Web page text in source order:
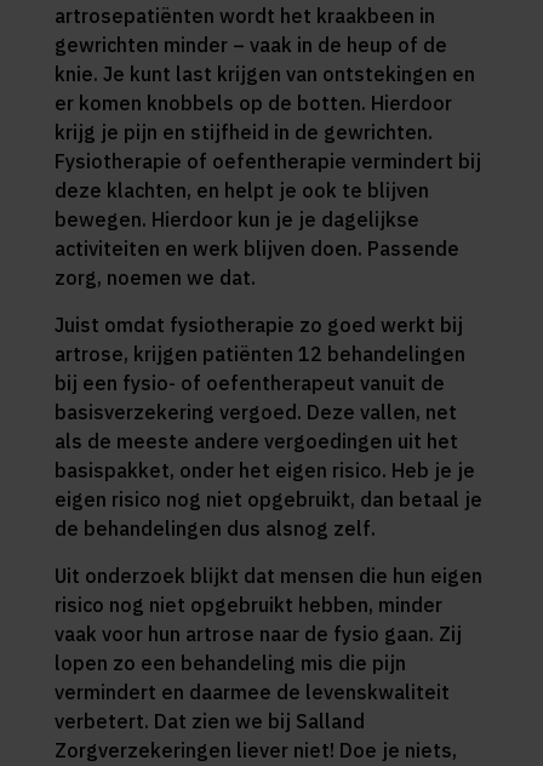
artrosepatiënten wordt het kraakbeen in
gewrichten minder – vaak in de heup of de
knie. Je kunt last krijgen van ontstekingen en
er komen knobbels op de botten. Hierdoor
krijg je pijn en stijfheid in de gewrichten.
Fysiotherapie of oefentherapie vermindert bij
deze klachten, en helpt je ook te blijven
bewegen. Hierdoor kun je je dagelijkse
activiteiten en werk blijven doen. Passende
zorg, noemen we dat.
Juist omdat fysiotherapie zo goed werkt bij
artrose, krijgen patiënten 12 behandelingen
bij een fysio- of oefentherapeut vanuit de
basisverzekering vergoed. Deze vallen, net
als de meeste andere vergoedingen uit het
basispakket, onder het eigen risico. Heb je je
eigen risico nog niet opgebruikt, dan betaal je
de behandelingen dus alsnog zelf.
Uit onderzoek blijkt dat mensen die hun eigen
risico nog niet opgebruikt hebben, minder
vaak voor hun artrose naar de fysio gaan. Zij
lopen zo een behandeling mis die pijn
vermindert en daarmee de levenskwaliteit
verbetert. Dat zien we bij Salland
Zorgverzekeringen liever niet! Doe je niets,